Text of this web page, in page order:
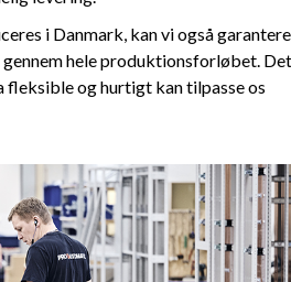
i Danmark, kan vi også garantere
hele produktionsforløbet. Det
fleksible og hurtigt kan tilpasse os